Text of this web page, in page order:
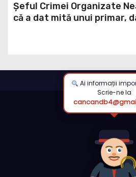
Șeful Crimei Organizate
că a dat mită unui primar,
Ai informații
Scrie-ne la